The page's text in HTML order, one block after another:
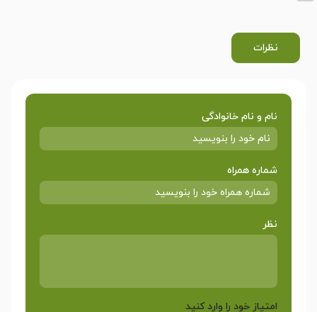
نظرات
نام و نام خانوادگی
شماره همراه
نظر
امتیاز خود را وارد کنید